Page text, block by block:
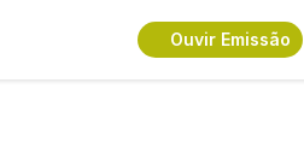
Ouvir Emissão